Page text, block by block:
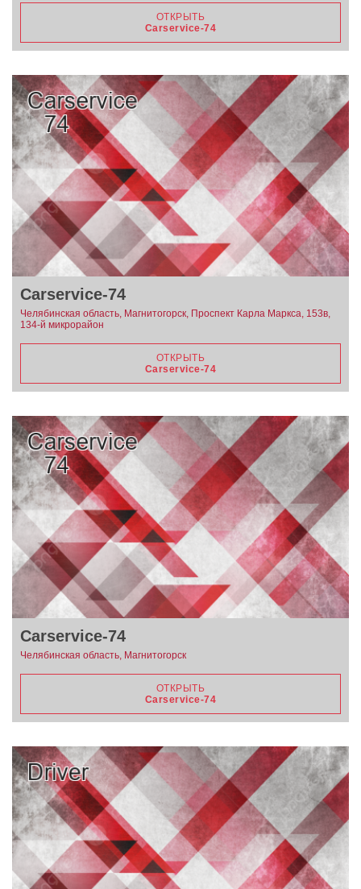
ОТКРЫТЬ
Carservice-74
Carservice-74
Челябинская область, Магнитогорск, Проспект Карла Маркса, 153в,
134-й микрорайон
ОТКРЫТЬ
Carservice-74
Carservice-74
Челябинская область, Магнитогорск
ОТКРЫТЬ
Carservice-74